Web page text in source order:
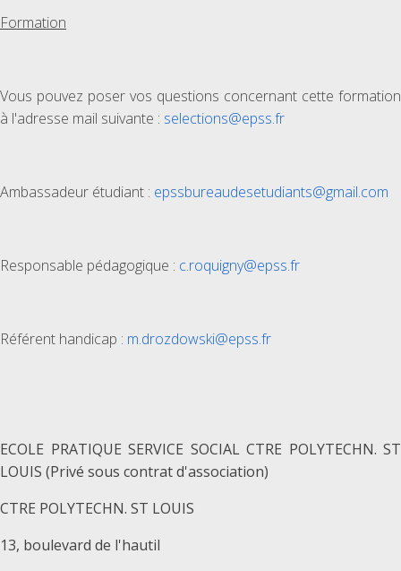
Formation
Vous pouvez poser vos questions concernant cette formation
à l'adresse mail suivante : selections@epss.fr
Ambassadeur étudiant : epssbureaudesetudiants@gmail.com
Responsable pédagogique : c.roquigny@epss.fr
Référent handicap : m.drozdowski@epss.fr
ECOLE PRATIQUE SERVICE SOCIAL CTRE POLYTECHN. ST
LOUIS (Privé sous contrat d'association)
CTRE POLYTECHN. ST LOUIS
13, boulevard de l'hautil